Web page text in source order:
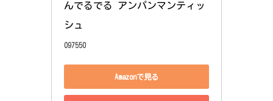
んでるでる アンパンマンティッ
シュ
097550
Amazonで見る